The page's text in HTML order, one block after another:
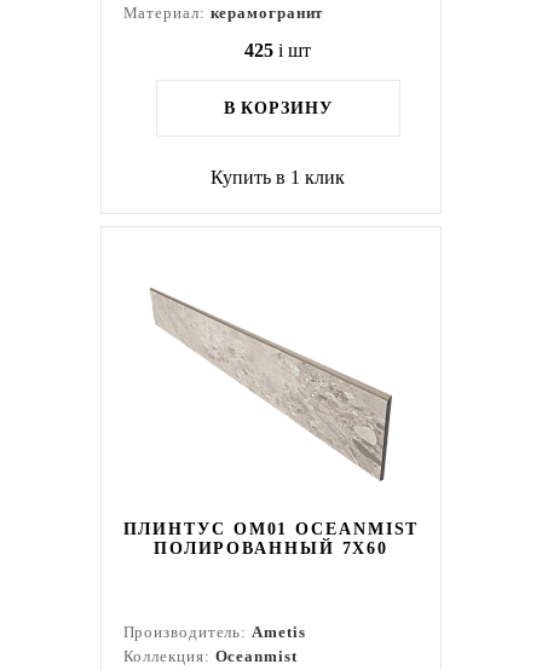
Материал: керамогранит
425 i шт
В КОРЗИНУ
Купить в 1 клик
ПЛИНТУС OM01 OCEANMIST
ПОЛИРОВАННЫЙ 7X60
Производитель:Ametis
Коллекция: Oceanmist